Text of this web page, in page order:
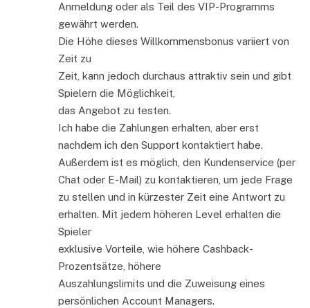
Anmeldung oder als Teil des VIP-Programms
gewährt werden.
Die Höhe dieses Willkommensbonus variiert von
Zeit zu
Zeit, kann jedoch durchaus attraktiv sein und gibt
Spielern die Möglichkeit,
das Angebot zu testen.
Ich habe die Zahlungen erhalten, aber erst
nachdem ich den Support kontaktiert habe.
Außerdem ist es möglich, den Kundenservice (per
Chat oder E-Mail) zu kontaktieren, um jede Frage
zu stellen und in kürzester Zeit eine Antwort zu
erhalten. Mit jedem höheren Level erhalten die
Spieler
exklusive Vorteile, wie höhere Cashback-
Prozentsätze, höhere
Auszahlungslimits und die Zuweisung eines
persönlichen Account Managers.